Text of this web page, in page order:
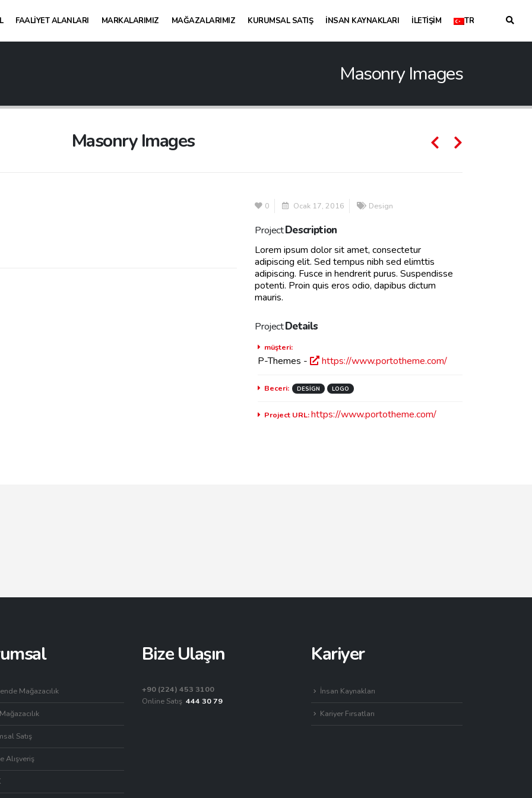
FAALIYET ALANLARI MARKALARIMIZ MAĞAZALARIMIZ KURUMSAL SATIŞ İNSAN KAYNAKLARI İLETIŞIM TR
Masonry Images
Masonry Images
0 Ocak 17, 2016 Design
ProjectDescription
Lorem ipsum dolor sit amet, consectetur
adipiscing elit. Sed tempus nibh sed elimttis
adipiscing. Fusce in hendrerit purus. Suspendisse
potenti. Proin quis eros odio, dapibus dictum
mauris.
ProjectDetails
müşteri:
P-Themes - https://www.portotheme.com/
Beceri: DESIGN LOGO
Project URL:https://www.portotheme.com/
Mağazacılık
Satış
Alışveriş
Bize Ulaşın
+90 (224) 453 3100
Online Satış 444 30 79
Kariyer
İnsan Kaynakları
Kariyer Fırsatları